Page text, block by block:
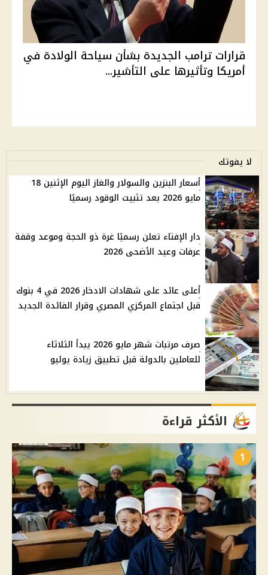
قرارات ترامب الجديدة بشأن سياحة الولادة في
أمريكا وتأثيرها على التأشير...
لا يفوتك
أسعار البنزين والسولار والغاز اليوم الإثنين 18
مايو 2026 بعد تثبيت الوقود رسميًا
دار الإفتاء تعلن رسميًا غرة ذو الحجة وموعد وقفة
عرفات وعيد الأضحى 2026
أعلى عائد على شهادات الادخار 2026 في 4 بنوك
قبل اجتماع المركزي المصري وقرار الفائدة الجديد
صرف مرتبات شهر مايو 2026 يبدأ الثلاثاء
للعاملين بالدولة قبل تطبيق زيادة يوليو
الأكثر قراءة
1